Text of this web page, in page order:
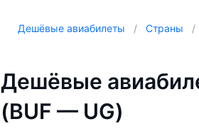
Дешёвые авиабилеты Страны
Дешёвые
(BUF — UG)